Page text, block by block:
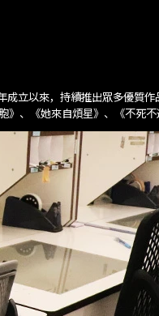
立以來，持續推出眾多優質
、《她來自煩星》、《不死不